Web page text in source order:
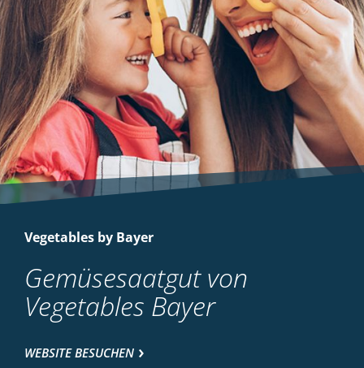
Vegetables by Bayer
Gemüsesaatgut von
Vegetables Bayer
WEBSITE BESUCHEN